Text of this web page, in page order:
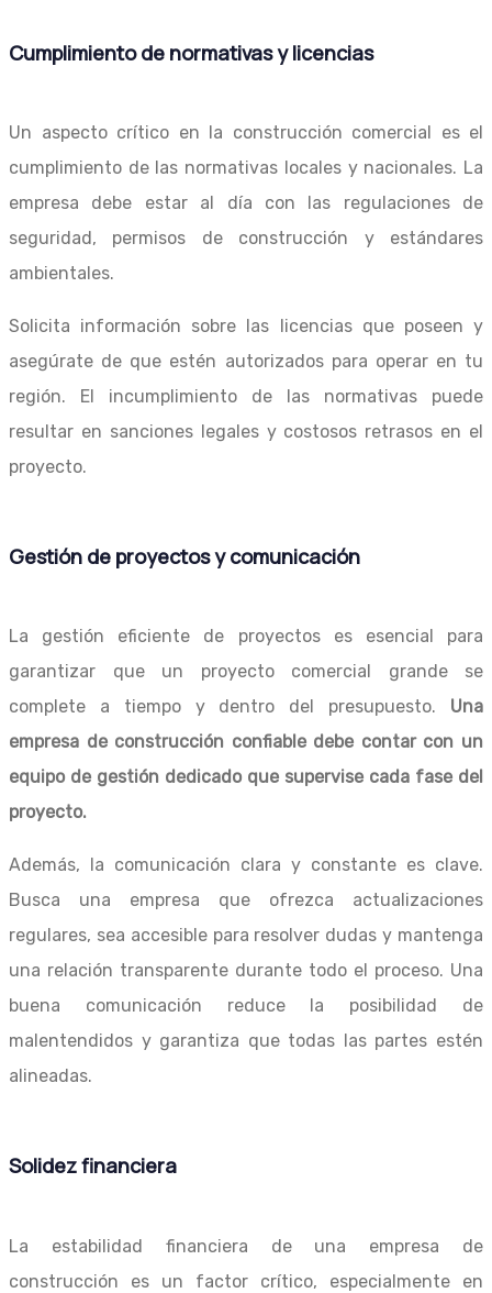
Cumplimiento de normativas y licencias
Un aspecto crítico en la construcción comercial es el
cumplimiento de las normativas locales y nacionales. La
empresa debe estar al día con las regulaciones de
seguridad, permisos de construcción y estándares
ambientales.
Solicita información sobre las licencias que poseen y
asegúrate de que estén autorizados para operar en tu
región. El incumplimiento de las normativas puede
resultar en sanciones legales y costosos retrasos en el
proyecto.
Gestión de proyectos y comunicación
La gestión eficiente de proyectos es esencial para
garantizar que un proyecto comercial grande se
complete a tiempo y dentro del presupuesto. Una
empresa de construcción confiable debe contar con un
equipo de gestión dedicado que supervise cada fase del
proyecto.
Además, la comunicación clara y constante es clave.
Busca una empresa que ofrezca actualizaciones
regulares, sea accesible para resolver dudas y mantenga
una relación transparente durante todo el proceso. Una
buena comunicación reduce la posibilidad de
malentendidos y garantiza que todas las partes estén
alineadas.
Solidez financiera
La estabilidad financiera de una empresa de
construcción es un factor crítico, especialmente en